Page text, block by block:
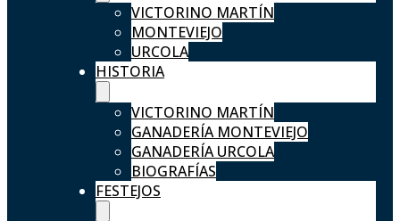
VICTORINO MARTÍN
MONTEVIEJO
URCOLA
HISTORIA
VICTORINO MARTÍN
GANADERÍA MONTEVIEJO
GANADERÍA URCOLA
BIOGRAFÍAS
FESTEJOS